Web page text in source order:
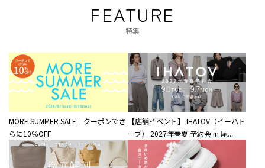
FEATURE
特集
MORE SUMMER SALE｜クーポンでさ
らに10％OFF
【店舗イベント】 IHATOV（イーハト
ーブ） 2027年春夏 予約会 in 尾...